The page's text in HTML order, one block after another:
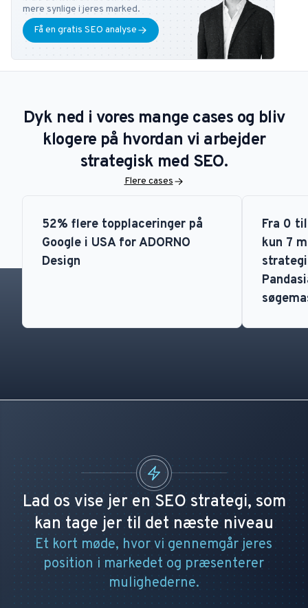
mere synlige i jeres marked.
Få en gratis SEO analyse
Dyk ned i vores mange cases og bliv
klogere på hvordan vi arbejder
strategisk med SEO.
Flere cases
52% flere topplaceringer på
Google i USA for ADORNO
Design
Fra 0
kun 7
Lad os vise jer en SEO strategi, som
kan tage jer til det næste niveau
Et kort møde, hvor vi gennemgår jeres
position i markedet og præsenterer
mulighederne.